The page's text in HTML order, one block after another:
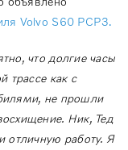
Volvo S60 PCP3.
что долгие часы
трассе как с
не прошли
Ник, Тед
отличную работу. Я